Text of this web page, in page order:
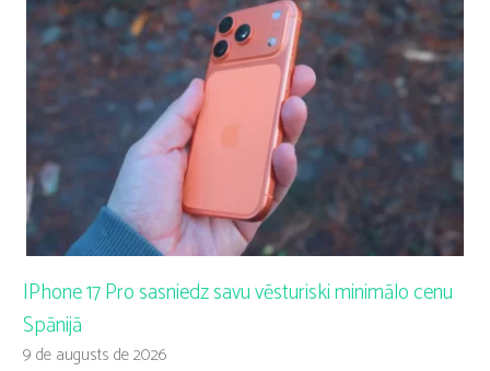
IPhone 17 Pro sasniedz savu vēsturiski minimālo cenu
Spānijā
9 de augusts de 2026